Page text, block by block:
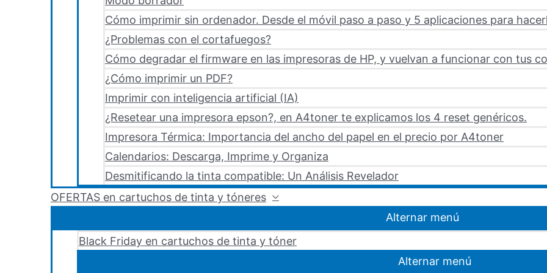
Cómo imprimir sin ordenador. Desde el móvil paso a paso y 5 aplicaciones para
¿Problemas con el cortafuegos?
Cómo degradar el firmware en las impresoras de HP, y vuelvan a funcionar con tus
¿Cómo imprimir un PDF?
Imprimir con inteligencia artificial (IA)
¿Resetear una impresora epson?, en A4toner te explicamos los 4 reset genéricos.
Impresora Térmica: Importancia del ancho del papel en el precio por A4toner
Calendarios: Descarga, Imprime y Organiza
Desmitificando la tinta compatible: Un Análisis Revelador
OFERTAS en cartuchos de tinta y tóneres
Alternar menú
Black Friday en cartuchos de tinta y tóner
Alternar menú